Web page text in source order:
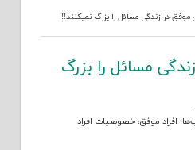
موفق در زندگی مسائل را بزرگ نمیکنند!!
مسائل را بزرگ
افراد موفق،خصوصیات افراد